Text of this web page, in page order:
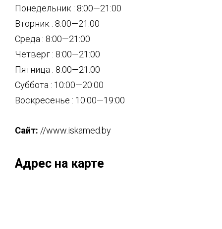
Понедельник : 8:00—21:00
Вторник : 8:00—21:00
Среда : 8:00—21:00
Четверг : 8:00—21:00
Пятница : 8:00—21:00
Суббота : 10:00—20:00
Воскресенье : 10:00—19:00
Сайт: //www.iskamed.by
Адрес на карте